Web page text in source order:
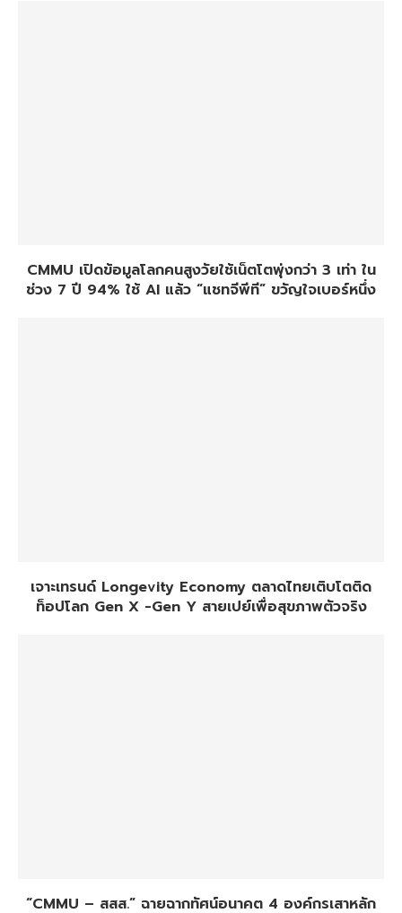
CMMU เปิดข้อมูลโลกคนสูงวัยใช้เน็ตโตพุ่งกว่า 3 เท่า ใน
ช่วง 7 ปี 94% ใช้ AI แล้ว “แชทจีพีที” ขวัญใจเบอร์หนึ่ง
เจาะเทรนด์ Longevity Economy ตลาดไทยเติบโตติด
ท็อปโลก Gen X -Gen Y สายเปย์เพื่อสุขภาพตัวจริง
“CMMU – สสส.” ฉายฉากทัศน์อนาคต 4 องค์กรเสาหลัก